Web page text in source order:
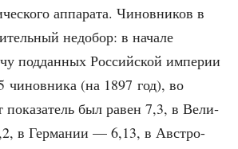
аппа­ра­та. Чинов­ни­ков в
недо­бор: в нача­ле
под­дан­ных Рос­сий­ской импе­рии
чинов­ни­ка (на 1897 год), во
был равен 7,3, в Вели­
в Гер­ма­нии — 6,13, в Авст­ро-